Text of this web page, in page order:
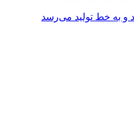
و به خط تولید می‌رسد